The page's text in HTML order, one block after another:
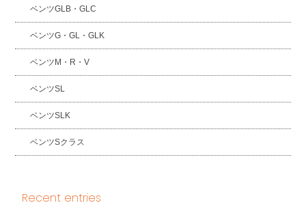
ベンツGLB・GLC
ベンツG・GL・GLK
ベンツM・R・V
ベンツSL
ベンツSLK
ベンツSクラス
Recent entries